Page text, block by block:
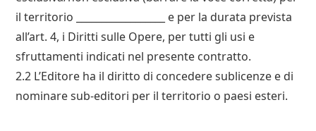
il territorio __________________ e per la durata prevista
all’art. 4, i Diritti sulle Opere, per tutti gli usi e
sfruttamenti indicati nel presente contratto.
2.2 L’Editore ha il diritto di concedere sublicenze e di
nominare sub-editori per il territorio o paesi esteri.